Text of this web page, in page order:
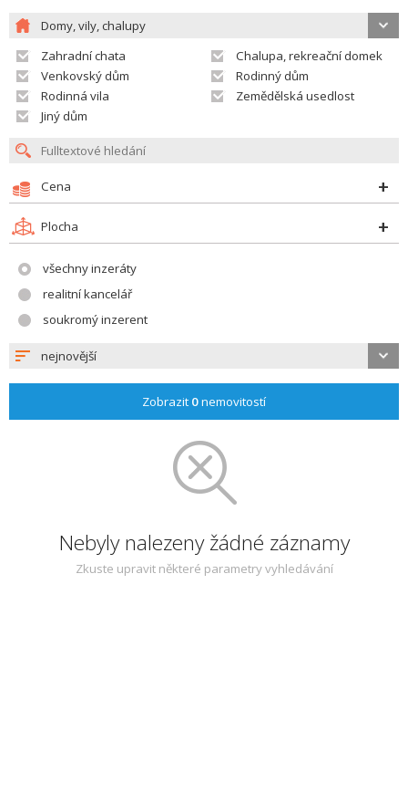
Domy, vily, chalupy
Zahradní chata
Chalupa, rekreační domek
Venkovský dům
Rodinný dům
Rodinná vila
Zemědělská usedlost
Jiný dům
Cena
Plocha
všechny inzeráty
realitní kancelář
soukromý inzerent
nejnovější
Zobrazit 0nemovitostí
Nebyly nalezeny žádné záznamy
Zkuste upravit některé parametry vyhledávání